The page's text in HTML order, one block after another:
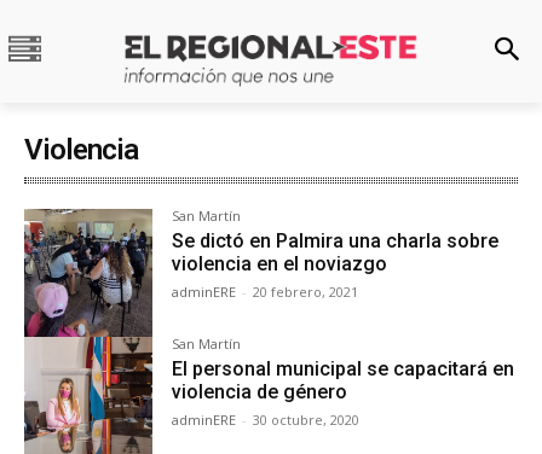
Violencia
San Martín
Se dictó en Palmira una charla sobre
violencia en el noviazgo
adminERE - 20 febrero, 2021
San Martín
El personal municipal se capacitará en
violencia de género
adminERE - 30 octubre, 2020